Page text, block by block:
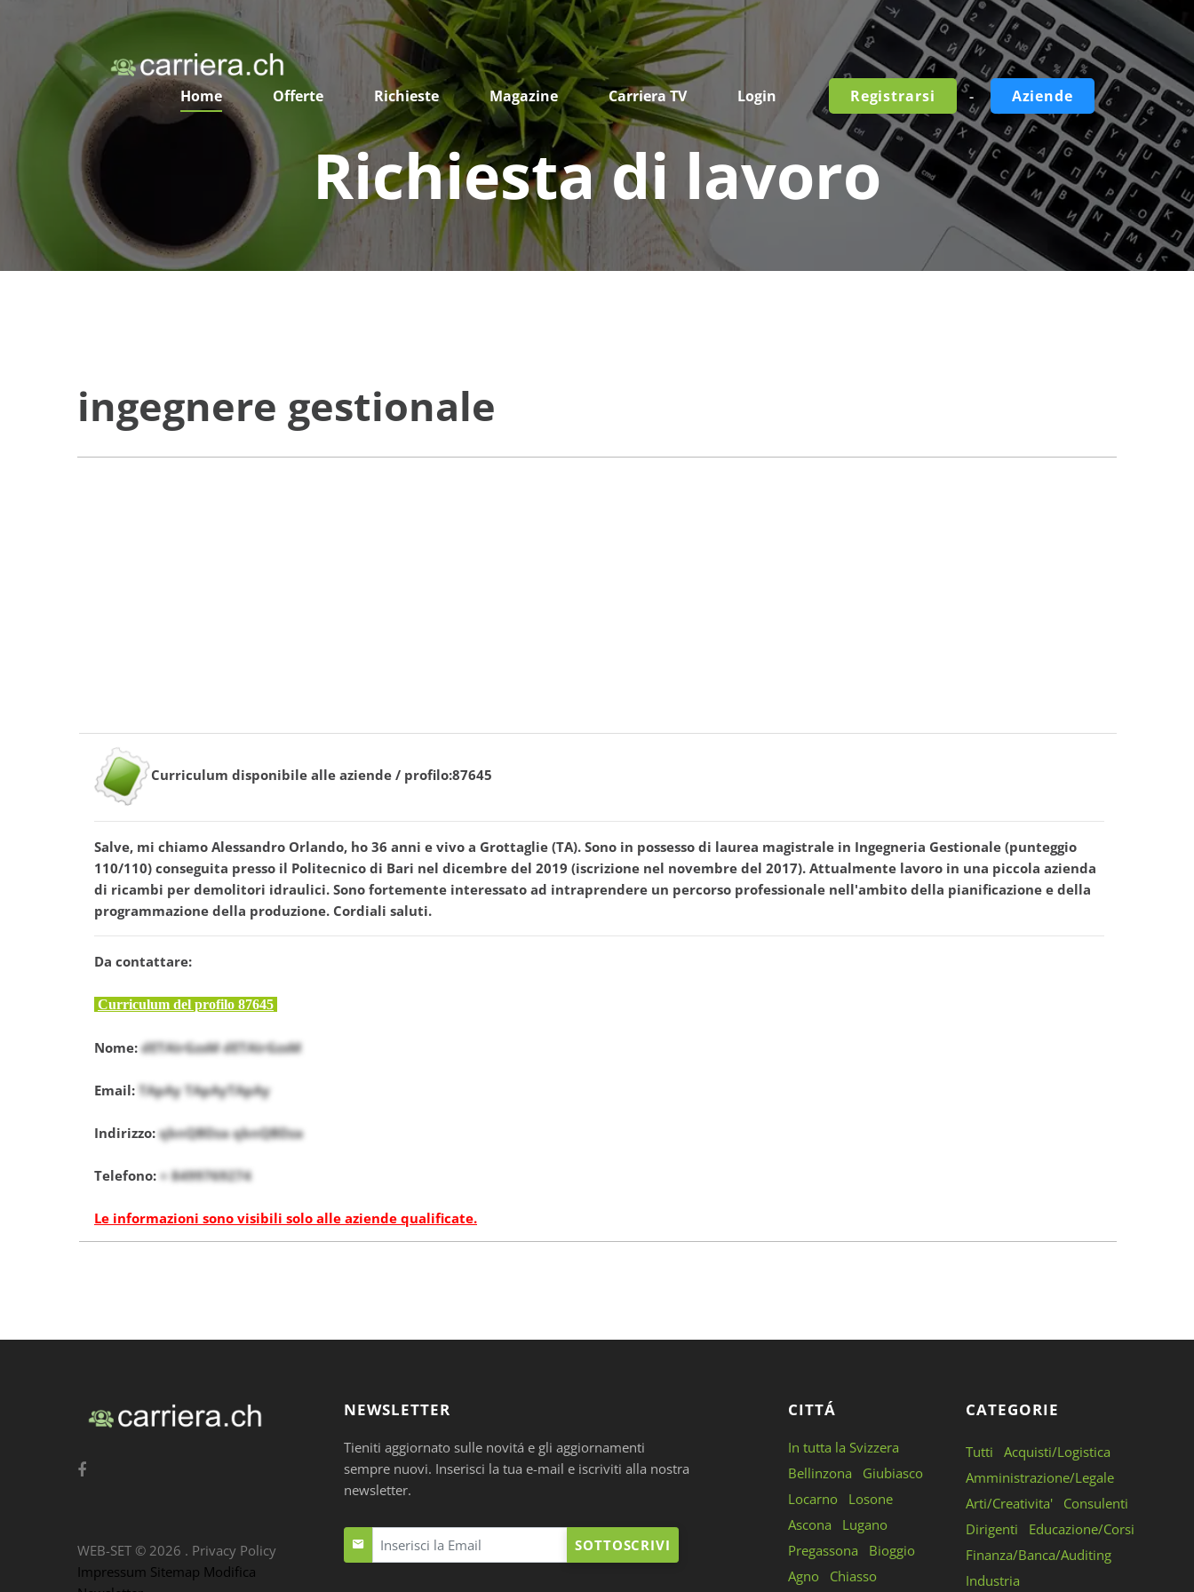
Home Offerte Richieste Magazine Carriera TV Login Registrarsi - Aziende
Richiesta di lavoro
ingegnere gestionale
Curriculum disponibile alle aziende / profilo:87645
Salve, mi chiamo Alessandro Orlando, ho 36 anni e vivo a Grottaglie (TA). Sono in possesso di laurea magistrale in Ingegneria Gestionale (punteggio
110/110) conseguita presso il Politecnico di Bari nel dicembre del 2019 (iscrizione nel novembre del 2017). Attualmente lavoro in una piccola azienda
di ricambi per demolitori idraulici. Sono fortemente interessato ad intraprendere un percorso professionale nell'ambito della pianificazione e della
programmazione della produzione. Cordiali saluti.
Da contattare:
Curriculum del profilo 87645
Nome:dETAIrGzsM dETAIrGzsM
Email: TApAy TApAyTApAy
Indirizzo:qbnQBDza qbnQBDza
Telefono: + 8499769274
Le informazioni sono visibili solo alle aziende qualificate.
NEWSLETTER
Tieniti aggiornato sulle novitá e gli aggiornamenti
sempre nuovi. Inserisci la tua e-mail e iscriviti alla nostra
newsletter.
SOTTOSCRIVI
CITTÁ
In tutta la Svizzera
Bellinzona
Giubiasco
Locarno
Losone
Ascona
Lugano
Pregassona
Bioggio
Agno
Chiasso
CATEGORIE
Tutti
Acquisti/Logistica
Amministrazione/Legale
Arti/Creativita'
Consulenti
Dirigenti
Educazione/Corsi
Finanza/Banca/Auditing
Industria
WEB-SET © 2026 . Privacy Policy
Impressum Sitemap Modifica